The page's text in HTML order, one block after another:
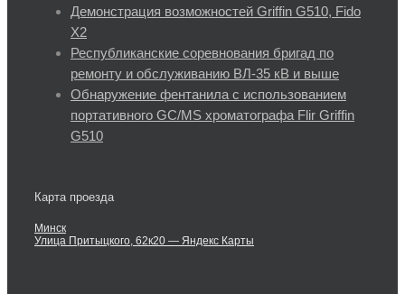
Демонстрация возможностей Griffin G510, Fido
X2
Республиканские соревнования бригад по
ремонту и обслуживанию ВЛ-35 кВ и выше
Обнаружение фентанила с использованием
портативного GC/MS хроматографа Flir Griffin
G510
Карта проезда
Минск
Улица Притыцкого, 62к20 — Яндекс Карты